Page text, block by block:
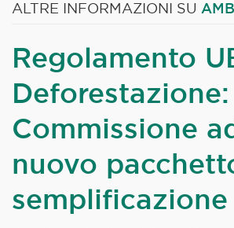
ALTRE INFORMAZIONI SU
Regolamento
Commissione
nuovo
semplificazione